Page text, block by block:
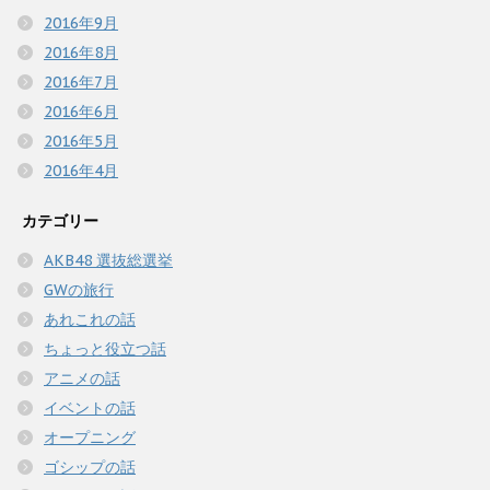
2016年9月
2016年8月
2016年7月
2016年6月
2016年5月
2016年4月
カテゴリー
AKB48 選抜総選挙
GWの旅行
あれこれの話
ちょっと役立つ話
アニメの話
イベントの話
オープニング
ゴシップの話